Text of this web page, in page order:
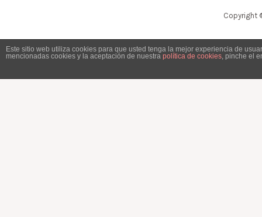
Copyright
Este sitio web utiliza cookies para que usted tenga la mejor experiencia de
mencionadas cookies y la aceptación de nuestra política de cookies , pinche el